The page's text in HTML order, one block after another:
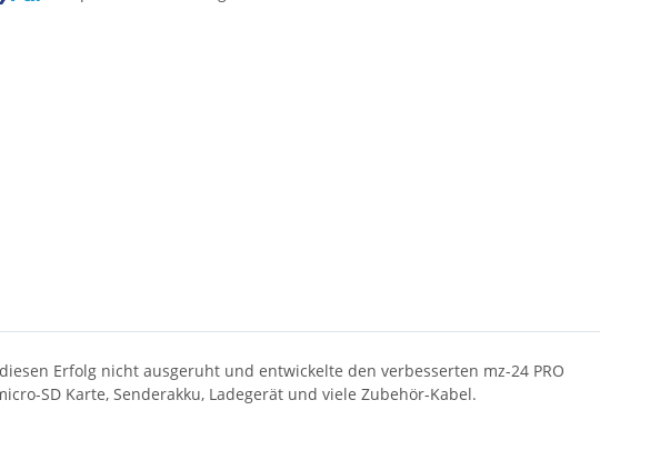
Erfolg nicht ausgeruht und entwickelte den verbesserten mz-24 PRO
SD Karte, Senderakku, Ladegerät und viele Zubehör-Kabel.